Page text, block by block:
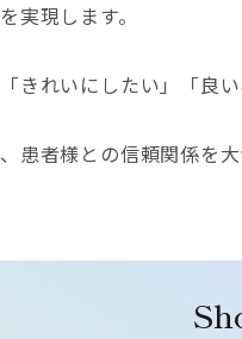
実現します。
きれいにしたい」「良
患者様との信頼関係を大